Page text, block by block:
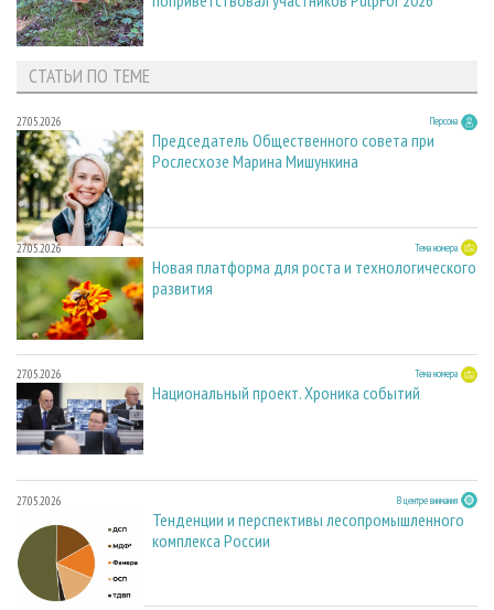
СТАТЬИ ПО ТЕМЕ
27.05.2026 Персона
Председатель Общественного совета при
Рослесхозе Марина Мишункина
27.05.2026 Тема номера
Новая платформа для роста и технологического
развития
27.05.2026 Тема номера
Национальный проект. Хроника событий
27.05.2026 В центре внимания
Тенденции и перспективы лесопромышленного
комплекса России